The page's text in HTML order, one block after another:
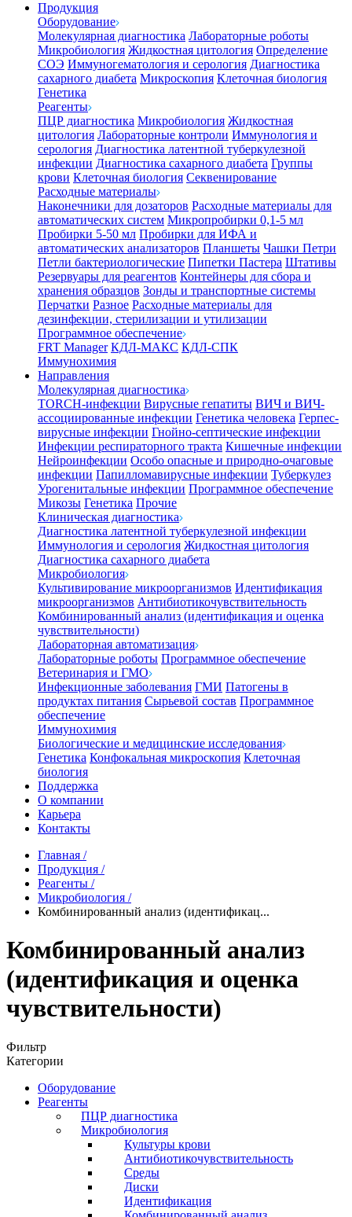
Продукция
Оборудование
Молекулярная диагностика Лабораторные роботы
Микробиология Жидкостная цитология Определение
СОЭ Иммуногематология и серология Диагностика
сахарного диабета Микроскопия Клеточная биология
Генетика
Реагенты
ПЦР диагностика Микробиология Жидкостная
цитология Лабораторные контроли Иммунология и
серология Диагностика латентной туберкулезной
инфекции Диагностика сахарного диабета Группы
крови Клеточная биология Секвенирование
Расходные материалы
Наконечники для дозаторов Расходные материалы для
автоматических систем Микропробирки 0,1-5 мл
Пробирки 5-50 мл Пробирки для ИФА и
автоматических анализаторов Планшеты Чашки Петри
Петли бактериологические Пипетки Пастера Штативы
Резервуары для реагентов Контейнеры для сбора и
хранения образцов Зонды и транспортные системы
Перчатки Разное Расходные материалы для
дезинфекции, стерилизации и утилизации
Программное обеспечение
FRT Manager КДЛ-МАКС КДЛ-СПК
Иммунохимия
Направления
Молекулярная диагностика
TORCH-инфекции Вирусные гепатиты ВИЧ и ВИЧ-
ассоциированные инфекции Генетика человека Герпес-
вирусные инфекции Гнойно-септические инфекции
Инфекции респираторного тракта Кишечные инфекции
Нейроинфекции Особо опасные и природно-очаговые
инфекции Папилломавирусные инфекции Туберкулез
Урогенитальные инфекции Программное обеспечение
Микозы Генетика Прочие
Клиническая диагностика
Диагностика латентной туберкулезной инфекции
Иммунология и серология Жидкостная цитология
Диагностика сахарного диабета
Микробиология
Культивирование микроорганизмов Идентификация
микроорганизмов Антибиотикочувствительность
Комбинированный анализ (идентификация и оценка
чувствительности)
Лабораторная автоматизация
Лабораторные роботы Программное обеспечение
Ветеринария и ГМО
Инфекционные заболевания ГМИ Патогены в
продуктах питания Сырьевой состав Программное
обеспечение
Иммунохимия
Биологические и медицинские исследования
Генетика Конфокальная микроскопия Клеточная
биология
Поддержка
О компании
Карьера
Контакты
Главная /
Продукция /
Реагенты /
Микробиология /
Комбинированный анализ (идентификац...
Комбинированный анализ
(идентификация и оценка
чувствительности)
Фильтр
Категории
Оборудование
Реагенты
ПЦР диагностика
Микробиология
Культуры крови
Антибиотикочувствительность
Среды
Диски
Идентификация